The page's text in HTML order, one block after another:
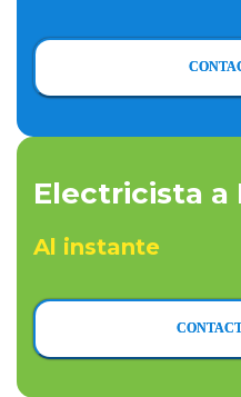
Electricista a
Al instante